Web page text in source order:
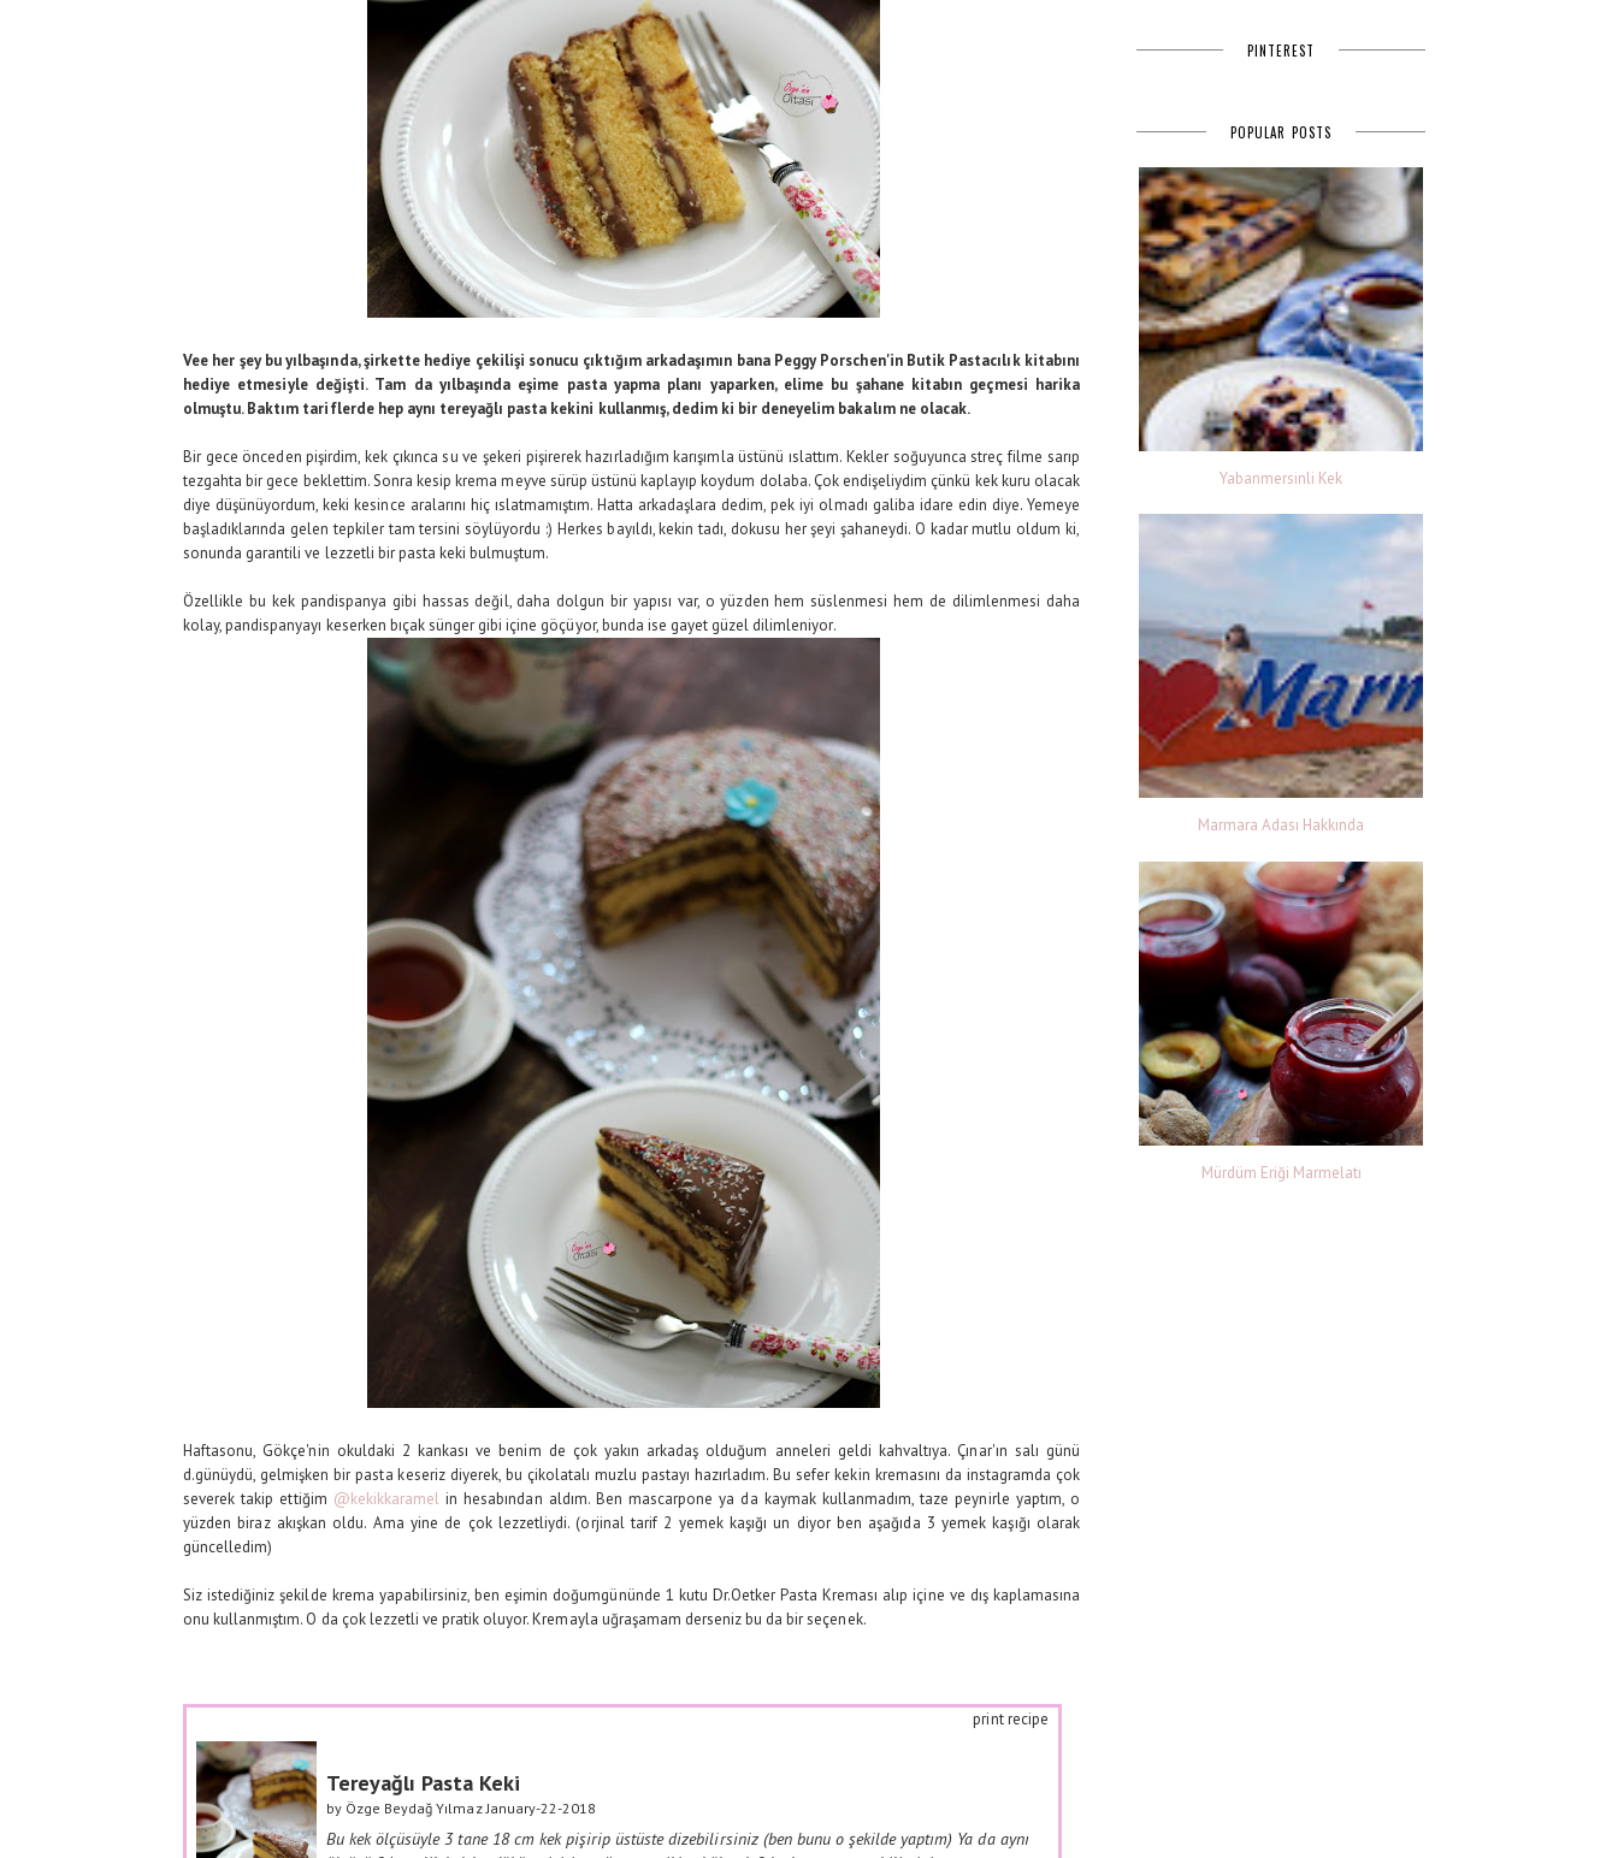
Vee her şey bu yılbaşında, şirkette hediye çekilişi sonucu çıktığım arkadaşımın bana Peggy Porschen'in Butik Pastacılık kitabını
hediye etmesiyle değişti. Tam da yılbaşında eşime pasta yapma planı yaparken, elime bu şahane kitabın geçmesi harika
olmuştu. Baktım tariflerde hep aynı tereyağlı pasta kekini kullanmış, dedim ki bir deneyelim bakalım ne olacak.
Bir gece önceden pişirdim, kek çıkınca su ve şekeri pişirerek hazırladığım karışımla üstünü ıslattım. Kekler soğuyunca streç filme sarıp
tezgahta bir gece beklettim. Sonra kesip krema meyve sürüp üstünü kaplayıp koydum dolaba. Çok endişeliydim çünkü kek kuru olacak
diye düşünüyordum, keki kesince aralarını hiç ıslatmamıştım. Hatta arkadaşlara dedim, pek iyi olmadı galiba idare edin diye. Yemeye
başladıklarında gelen tepkiler tam tersini söylüyordu :) Herkes bayıldı, kekin tadı, dokusu her şeyi şahaneydi. O kadar mutlu oldum ki,
sonunda garantili ve lezzetli bir pasta keki bulmuştum.
Özellikle bu kek pandispanya gibi hassas değil, daha dolgun bir yapısı var, o yüzden hem süslenmesi hem de dilimlenmesi daha
kolay, pandispanyayı keserken bıçak sünger gibi içine göçüyor, bunda ise gayet güzel dilimleniyor.
Haftasonu, Gökçe'nin okuldaki 2 kankası ve benim de çok yakın arkadaş olduğum anneleri geldi kahvaltıya. Çınar'ın salı günü
d.günüydü, gelmişken bir pasta keseriz diyerek, bu çikolatalı muzlu pastayı hazırladım. Bu sefer kekin kremasını da instagramda çok
severek takip ettiğim @kekikkaramel in hesabından aldım. Ben mascarpone ya da kaymak kullanmadım, taze peynirle yaptım, o
yüzden biraz akışkan oldu. Ama yine de çok lezzetliydi. (orjinal tarif 2 yemek kaşığı un diyor ben aşağıda 3 yemek kaşığı olarak
güncelledim)
Siz istediğiniz şekilde krema yapabilirsiniz, ben eşimin doğumgününde 1 kutu Dr.Oetker Pasta Kreması alıp içine ve dış kaplamasına
onu kullanmıştım. O da çok lezzetli ve pratik oluyor. Kremayla uğraşamam derseniz bu da bir seçenek.
print recipe
Tereyağlı Pasta Keki
by Özge Beydağ Yılmaz January-22-2018
Bu kek ölçüsüyle 3 tane 18 cm kek pişirip üstüste dizebilirsiniz (ben bunu o şekilde yaptım) Ya da aynı
PINTEREST
POPULAR POSTS
Yabanmersinli Kek
Marmara Adası Hakkında
Mürdüm Eriği Marmelatı